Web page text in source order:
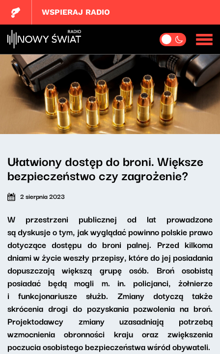
WSPIERAJ RADIO
Ułatwiony dostęp do broni. Większe
bezpieczeństwo czy zagrożenie?
2 sierpnia 2023
W przestrzeni publicznej od lat prowadzone
są dyskusje o tym, jak wyglądać powinno polskie prawo
dotyczące dostępu do broni palnej. Przed kilkoma
dniami w życie weszły przepisy, które do jej posiadania
dopuszczają większą grupę osób. Broń osobistą
posiadać będą mogli m. in. policjanci, żołnierze
i funkcjonariusze służb. Zmiany dotyczą także
skrócenia drogi do pozyskania pozwolenia na broń.
Projektodawcy zmiany uzasadniają potrzebą
wzmocnienia obronności kraju oraz zwiększenia
poczucia osobistego bezpieczeństwa wśród obywateli.